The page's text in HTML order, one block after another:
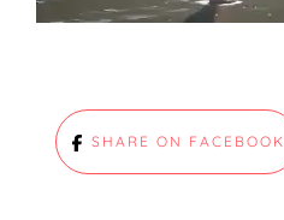
SHARE ON FACEBOOK